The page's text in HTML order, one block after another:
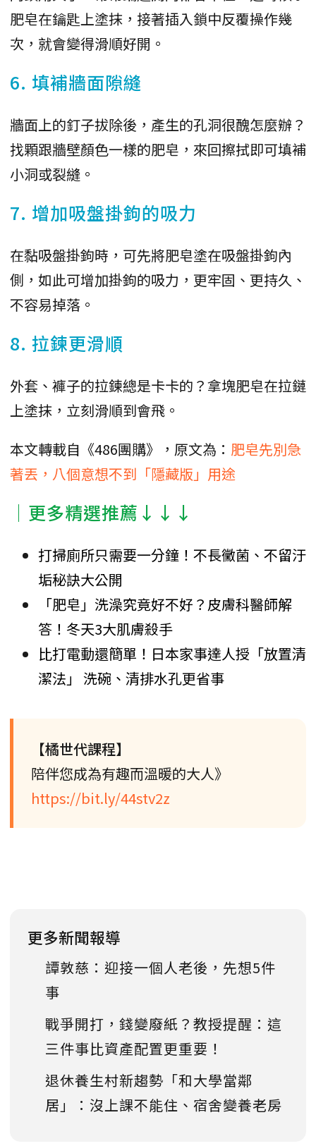
肥皂在鑰匙上塗抹，接著插入鎖中反覆操作幾
次，就會變得滑順好開。
6. 填補牆面隙縫
牆面上的釘子拔除後，產生的孔洞很醜怎麼辦？
找顆跟牆壁顏色一樣的肥皂，來回擦拭即可填補
小洞或裂縫。
7. 增加吸盤掛鉤的吸力
在黏吸盤掛鉤時，可先將肥皂塗在吸盤掛鉤內
側，如此可增加掛鉤的吸力，更牢固、更持久、
不容易掉落。
8. 拉鍊更滑順
外套、褲子的拉鍊總是卡卡的？拿塊肥皂在拉鏈
上塗抹，立刻滑順到會飛。
本文轉載自《486團購》，原文為： 肥皂先別急
著丟，八個意想不到「隱藏版」用途
│更多精選推薦↓↓↓
打掃廁所只需要一分鐘！不長黴菌、不留汙
垢秘訣大公開
「肥皂」洗澡究竟好不好？皮膚科醫師解
答！冬天3大肌膚殺手
比打電動還簡單！日本家事達人授「放置清
潔法」 洗碗、清排水孔更省事
【橘世代課程】
陪伴您成為有趣而溫暖的大人》
https://bit.ly/44stv2z
更多新聞報導
譚敦慈：迎接一個人老後，先想5件
事
戰爭開打，錢變廢紙？教授提醒：這
三件事比資產配置更重要！
退休養生村新趨勢「和大學當鄰
居」：沒上課不能住、宿舍變養老房